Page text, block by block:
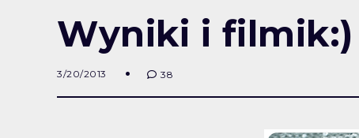
Wyniki i filmik:)
3/20/2013 38